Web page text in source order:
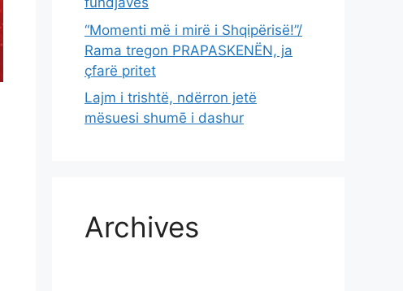
“Momenti më i mirë i Shqipërisë!”/
Rama tregon PRAPASKENËN, ja
çfarë pritet
Lajm i trishtë, ndërron jetë
mësuesi shumē i dashur
Archives